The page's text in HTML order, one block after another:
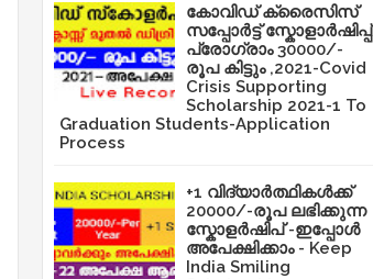
കോവിഡ് ക്രൈസിസ്
സപ്പോർട്ട് സ്കോളാർഷിപ്പ്
പ്രോഗ്രാം 30000/-
രൂപ കിട്ടും ,2021-Covid
Crisis Supporting
Scholarship 2021-1 To
Graduation Students-Application
Process
+1 വിദ്യാർത്ഥികൾക്ക്
20000/-രൂപ ലഭിക്കുന്ന
സ്കോളർഷിപ് -ഇപ്പോൾ
അപേക്ഷിക്കാം - Keep
India Smiling